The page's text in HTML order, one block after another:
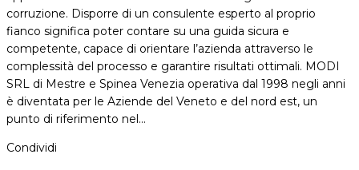
corruzione. Disporre di un consulente esperto al proprio
fianco significa poter contare su una guida sicura e
competente, capace di orientare l’azienda attraverso le
complessità del processo e garantire risultati ottimali. MODI
SRL di Mestre e Spinea Venezia operativa dal 1998 negli anni
è diventata per le Aziende del Veneto e del nord est, un
punto di riferimento nel…
Condividi